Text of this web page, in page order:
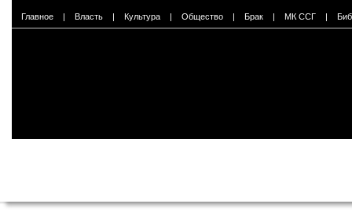
Главное | Власть | Культура | Общество | Брак | МК ССГ |